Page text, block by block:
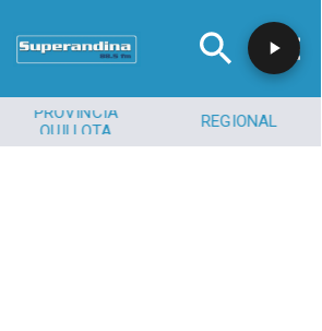
PROVINCIA
QUILLOTA
REGIONAL